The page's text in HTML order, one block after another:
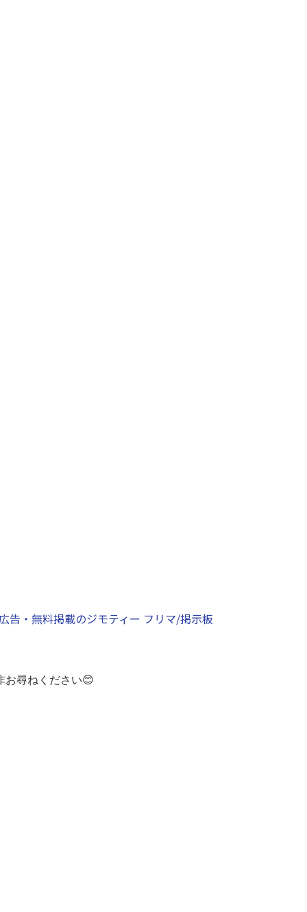
告・無料掲載のジモティー フリマ/掲示板
お尋ねください😊